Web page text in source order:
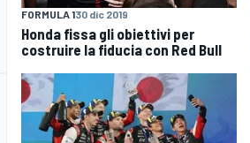
FORMULA 130 dic 2019
Honda fissa gli obiettivi per
costruire la fiducia con Red Bull